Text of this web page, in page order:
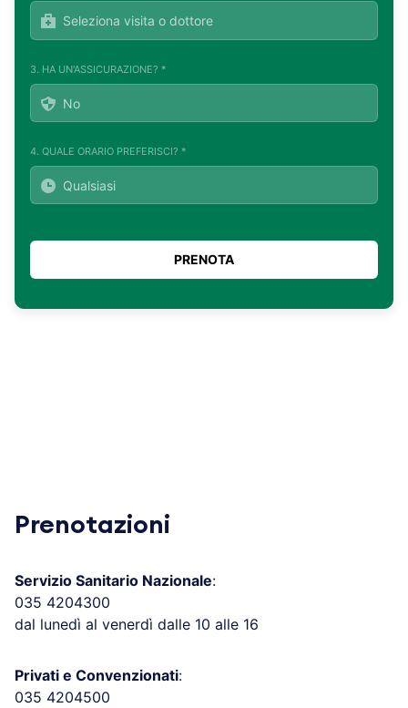
3. HA UN'ASSICURAZIONE? *
4. QUALE ORARIO PREFERISCI? *
Prenotazioni
Servizio Sanitario Nazionale:
035 4204300
dal lunedì al venerdì dalle 10 alle 16
Privati e Convenzionati:
035 4204500